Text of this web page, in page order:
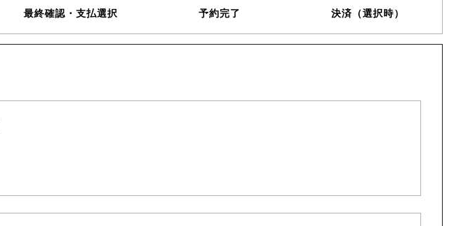
最終確認・支払選択 予約完了 決済（選択時）